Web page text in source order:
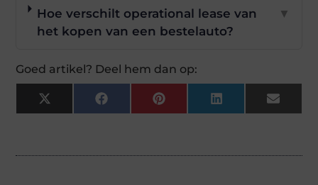
Hoe verschilt operational lease van
het kopen van een bestelauto?
▼
Goed artikel? Deel hem dan op:
X
(Twitter)
FacebookPinterestLinkedInEmail